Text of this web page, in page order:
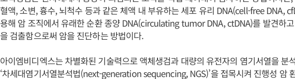
혈액, 소변, 흉수, 뇌척수 등과 같은 체액 내 부유하는 세포 유리 DNA(cell-free DNA,
용해 암 조직에서 유래한 순환 종양 DNA(circulating tumor DNA, ctDNA)를 발견하
을 검출함으로써 암을 진단하는 방법이다.
아이엠비디엑스는 차별화된 기술력으로 액체생검과 대량의 유전자의 염기서열을 분
‘차세대염기서열분석법(next-generation sequencing, NGS)’을 접목시켜 진행성 암